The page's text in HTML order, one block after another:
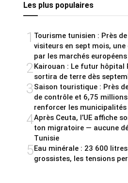
Les plus populaires
1 Tourisme tunisien : Près
visiteurs en sept mois,
par les marchés européens
2Kairouan : Le futur hôpital
sortira de terre dès
3Saison touristique : Près
de contrôle et 6,75
renforcer les
4Après Ceuta, l’UE affiche
ton migratoire — aucune
Tunisie
5Eau minérale : 23 600
grossistes, les tensions